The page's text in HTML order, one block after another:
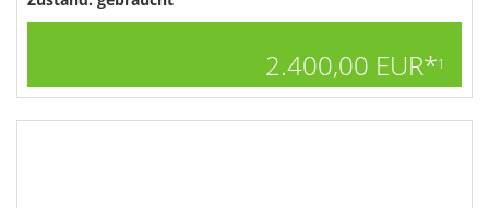
2.400,00 EUR*1